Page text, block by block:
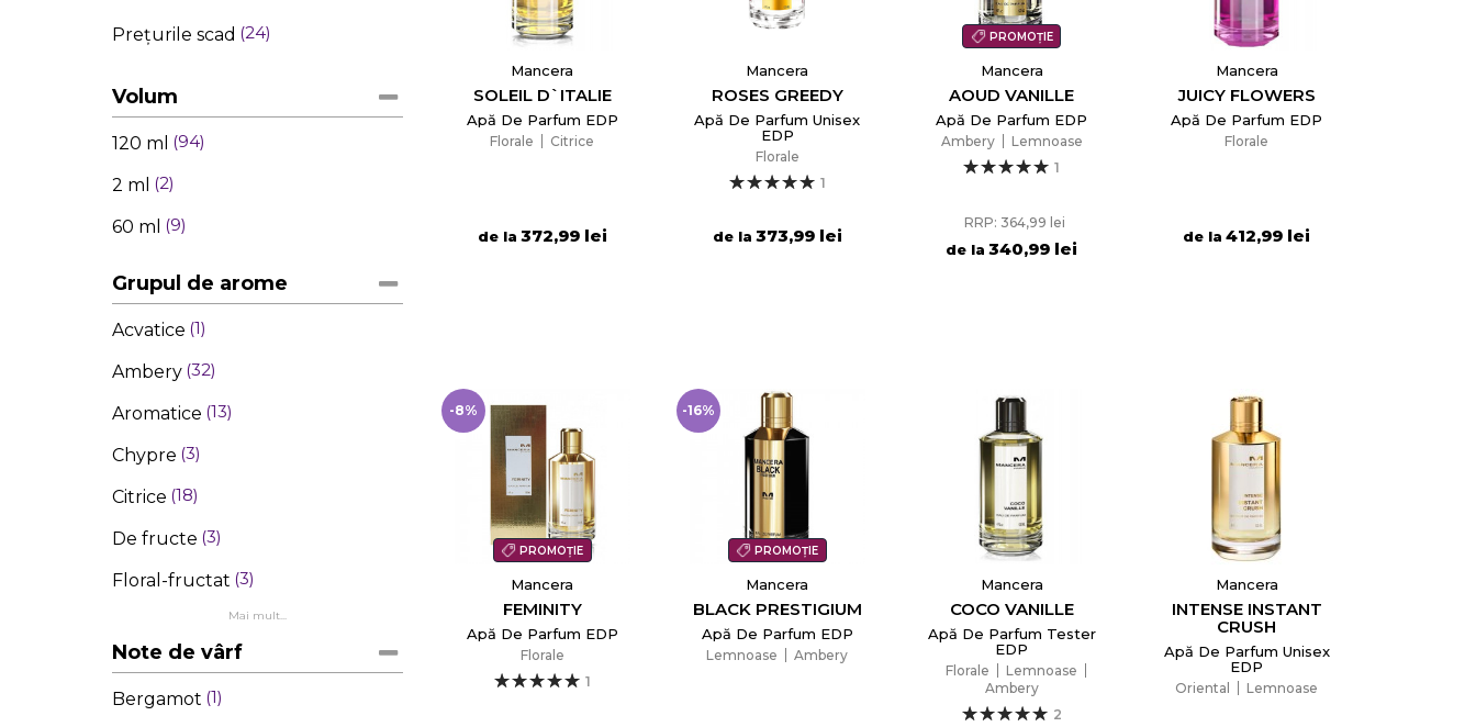
Prețurile scad 24
Volum
120 ml 94
2 ml 2
60 ml 9
Grupul de arome
Acvatice 1
Ambery 32
Aromatice 13
Chypre 3
Citrice 18
De fructe 3
Floral-fructat 3
Fougère 1
Gurmand 3
Mai mult...
Note de vârf
Bergamot 1
Mancera
SOLEIL D`ITALIE
Apă De Parfum EDP
Florale Citrice
de la 372,99 lei
Mancera
ROSES GREEDY
Apă De Parfum Unisex
EDP
Florale
1
de la 373,99 lei
PROMOȚIE
Mancera
AOUD VANILLE
Apă De Parfum EDP
Ambery
Lemnoase
1
de la
RRP: 364,99 lei
340,99 lei
Mancera
JUICY FLOWERS
Apă De Parfum EDP
Florale
de la 412,99 lei
PROMOȚIE
-8%
Mancera
FEMINITY
Apă De Parfum EDP
Florale
1
PROMOȚIE
-16%
Mancera
BLACK PRESTIGIUM
Apă De Parfum EDP
Lemnoase Ambery
Mancera
COCO VANILLE
Apă De Parfum Tester
EDP
Florale
Lemnoase
Ambery
2
Mancera
INTENSE INSTANT
CRUSH
Apă De Parfum Unisex
EDP
Oriental Lemnoase